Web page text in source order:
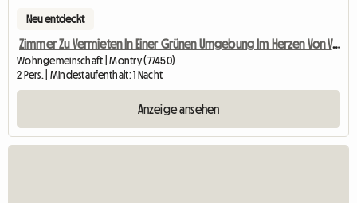
Neu entdeckt
Zimmer Zu Vermieten In Einer Grünen Umgebung Im Herzen Von Val D'E
Wohngemeinschaft | Montry (77450)
2 Pers. | Mindestaufenthalt: 1 Nacht
Anzeige ansehen